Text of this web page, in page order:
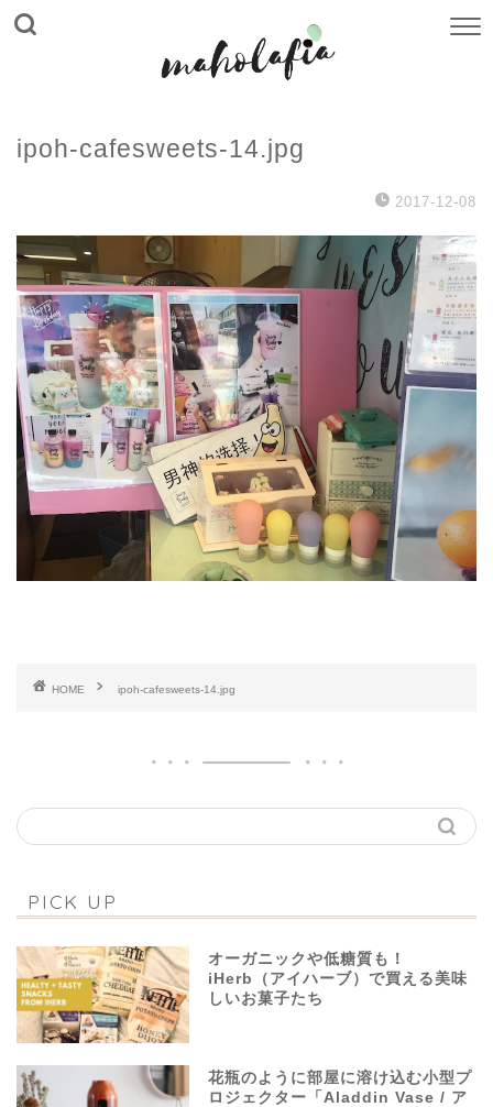
ipoh-cafesweets-14.jpg
2017-12-08
HOME ipoh-cafesweets-14.jpg
PICK UP
オーガニックや低糖質も！
iHerb（アイハーブ）で買える美味
しいお菓子たち
花瓶のように部屋に溶け込む小型プ
ロジェクター「Aladdin Vase / ア